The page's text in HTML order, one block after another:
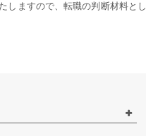
しますので、転職の判断材料とし